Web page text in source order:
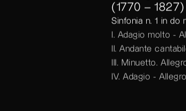
(1770 – 1827)
Sinfonia n. 1 in do
I. Adagio molto -
II. Andante
III. Minuetto.
IV. Adagio -